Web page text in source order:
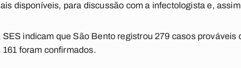
disponíveis, para discussão com a infectologista e,
SES indicam que São Bento registrou 279 casos
161 foram confirmados.